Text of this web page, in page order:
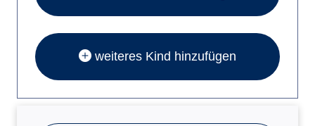
weiteres Kind hinzufügen